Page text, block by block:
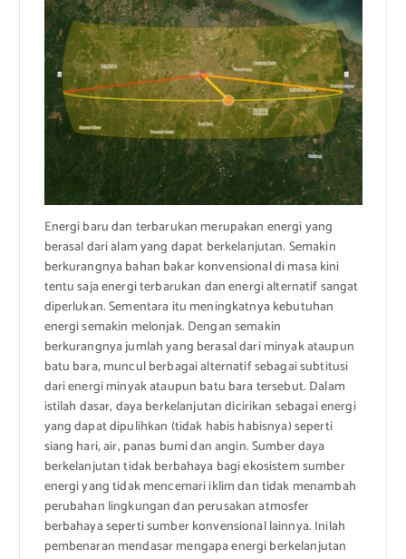
Energi baru dan terbarukan merupakan energi yang
berasal dari alam yang dapat berkelanjutan. Semakin
berkurangnya bahan bakar konvensional di masa kini
tentu saja energi terbarukan dan energi alternatif sangat
diperlukan. Sementara itu meningkatnya kebutuhan
energi semakin melonjak. Dengan semakin
berkurangnya jumlah yang berasal dari minyak ataupun
batu bara, muncul berbagai alternatif sebagai subtitusi
dari energi minyak ataupun batu bara tersebut. Dalam
istilah dasar, daya berkelanjutan dicirikan sebagai energi
yang dapat dipulihkan (tidak habis habisnya) seperti
siang hari, air, panas bumi dan angin. Sumber daya
berkelanjutan tidak berbahaya bagi ekosistem sumber
energi yang tidak mencemari iklim dan tidak menambah
perubahan lingkungan dan perusakan atmosfer
berbahaya seperti sumber konvensional lainnya. Inilah
pembenaran mendasar mengapa energi berkelanjutan